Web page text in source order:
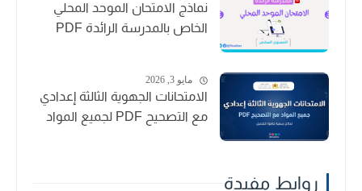
نماذج الامتحان الموحد المحلي
الخاص بالمدرسة الرائدة PDF
مايو 3, 2026
الامتحانات الجهوية الثالثة إعدادي
مع التصحيح PDF لجميع المواد
روابط مفيدة